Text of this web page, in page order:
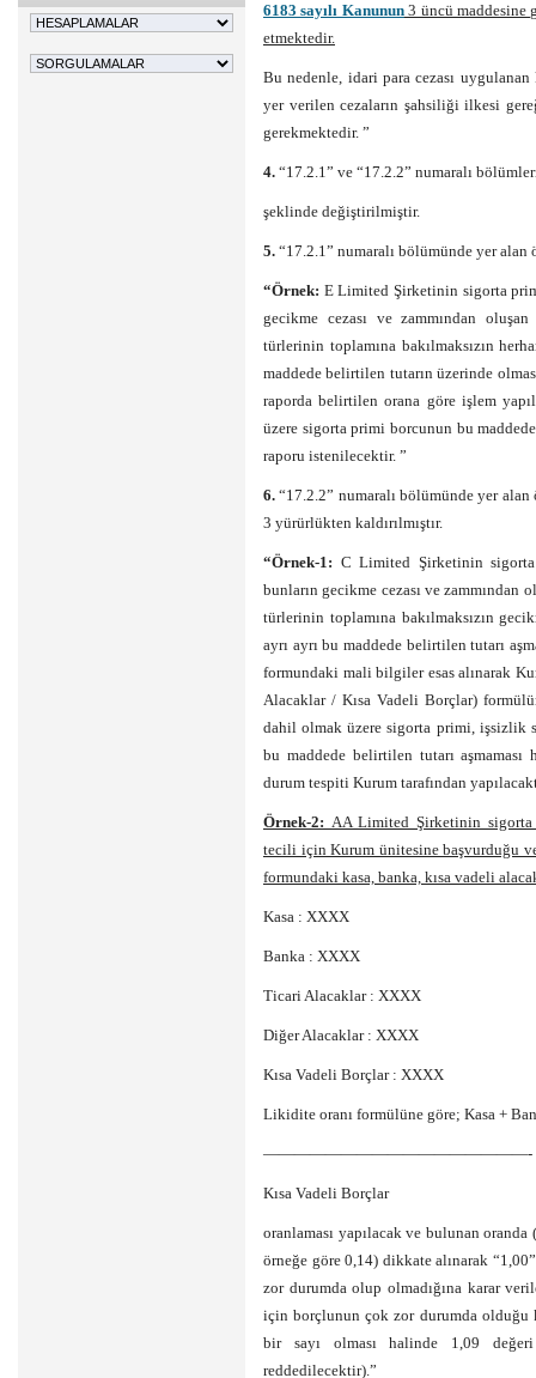
6183 sayılı Kanunun3 üncü maddesine
etmektedir.
Bu nedenle, idari para cezası
yer verilen cezaların şahsiliği ilkesi
gerekmektedir. ”
4. “17.2.1” ve “17.2.2” numaralı
şeklinde değiştirilmiştir.
5. “17.2.1” numaralı bölümünde yer
“Örnek: E Limited Şirketinin sigorta
gecikme cezası ve zammından
türlerinin toplamına bakılmaksızın
maddede belirtilen tutarın üzerinde
raporda belirtilen orana göre işlem
üzere sigorta primi borcunun bu
raporu istenilecektir. ”
6. “17.2.2” numaralı bölümünde yer
3 yürürlükten kaldırılmıştır.
“Örnek-1: C Limited Şirketinin
bunların gecikme cezası ve
türlerinin toplamına bakılmaksızın
ayrı ayrı bu maddede belirtilen tutarı
formundaki mali bilgiler esas alınarak
Alacaklar / Kısa Vadeli Borçlar)
dahil olmak üzere sigorta primi, işsizlik
bu maddede belirtilen tutarı
durum tespiti Kurum tarafından
Örnek-2: AA Limited Şirketinin sigorta
tecili için Kurum ünitesine başvurduğu
formundaki kasa, banka, kısa vadeli
Kasa : XXXX
Banka : XXXX
Ticari Alacaklar : XXXX
Diğer Alacaklar : XXXX
Kısa Vadeli Borçlar : XXXX
Likidite oranı formülüne göre; Kasa +
—————————————————-
Kısa Vadeli Borçlar
oranlaması yapılacak ve bulunan
örneğe göre 0,14) dikkate alınarak
zor durumda olup olmadığına karar
için borçlunun çok zor durumda olduğu
bir sayı olması halinde 1,09
reddedilecektir).”